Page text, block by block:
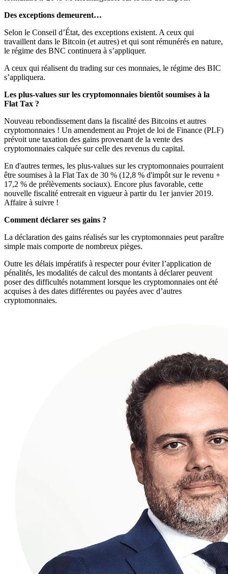
Des exceptions demeurent…
Selon le Conseil d’État, des exceptions existent. A ceux qui
travaillent dans le Bitcoin (et autres) et qui sont rémunérés en nature,
le régime des BNC continuera à s’appliquer.
A ceux qui réalisent du trading sur ces monnaies, le régime des BIC
s’appliquera.
Les plus-values sur les cryptomonnaies bientôt soumises à la
Flat Tax ?
Nouveau rebondissement dans la fiscalité des Bitcoins et autres
cryptomonnaies ! Un amendement au Projet de loi de Finance (PLF)
prévoit une taxation des gains provenant de la vente des
cryptomonnaies calquée sur celle des revenus du capital.
En d'autres termes, les plus-values sur les cryptomonnaies pourraient
être soumises à la Flat Tax de 30 % (12,8 % d'impôt sur le revenu +
17,2 % de prélèvements sociaux). Encore plus favorable, cette
nouvelle fiscalité entrerait en vigueur à partir du 1er janvier 2019.
Affaire à suivre !
Comment déclarer ses gains ?
La déclaration des gains réalisés sur les cryptomonnaies peut paraître
simple mais comporte de nombreux pièges.
Outre les délais impératifs à respecter pour éviter l’application de
pénalités, les modalités de calcul des montants à déclarer peuvent
poser des difficultés notamment lorsque les cryptomonnaies ont été
acquises à des dates différentes ou payées avec d’autres
cryptomonnaies.